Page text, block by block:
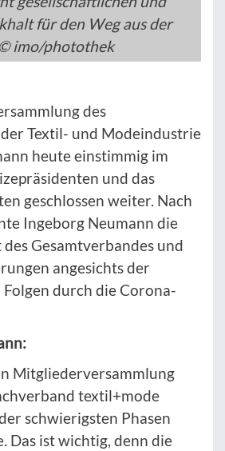
für den Weg aus der
imo/photothek
des
Textil- und Modeindustrie
heute einstimmig im
und das
geschlossen weiter. Nach
Ingeborg Neumann die
Gesamtverbandes und
angesichts der
durch die Corona-
Mitgliederversammlung
textil+mode
schwierigsten Phasen
Das ist wichtig, denn die